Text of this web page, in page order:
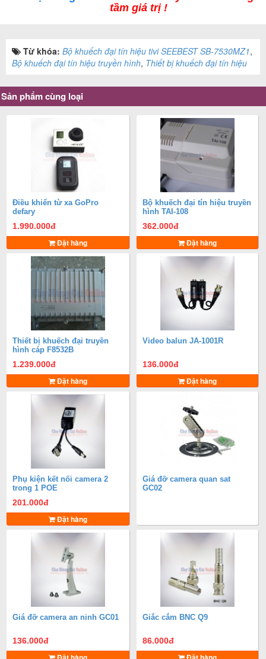
tầm giá trị !
Từ khóa: Bộ khuếch đại tín hiệu tivi SEEBEST SB-7530MZ1,
Bộ khuếch đại tín hiệu truyền hình, Thiết bị khuếch đại tín hiệu
Sản phẩm cùng loại
Điều khiển từ xa GoPro
defary
1.990.000đ
Đặt hàng
Bộ khuếch đại tín hiệu truyền
hình TAI-108
362.000đ
Đặt hàng
Thiết bị khuếch đại truyền
hình cáp F8532B
1.239.000đ
Đặt hàng
Video balun JA-1001R
136.000đ
Đặt hàng
Phụ kiện kết nối camera 2
trong 1 POE
201.000đ
Đặt hàng
Giá đỡ camera quan sat
GC02
Giá đỡ camera an ninh GC01
136.000đ
Giắc cắm BNC Q9
86.000đ